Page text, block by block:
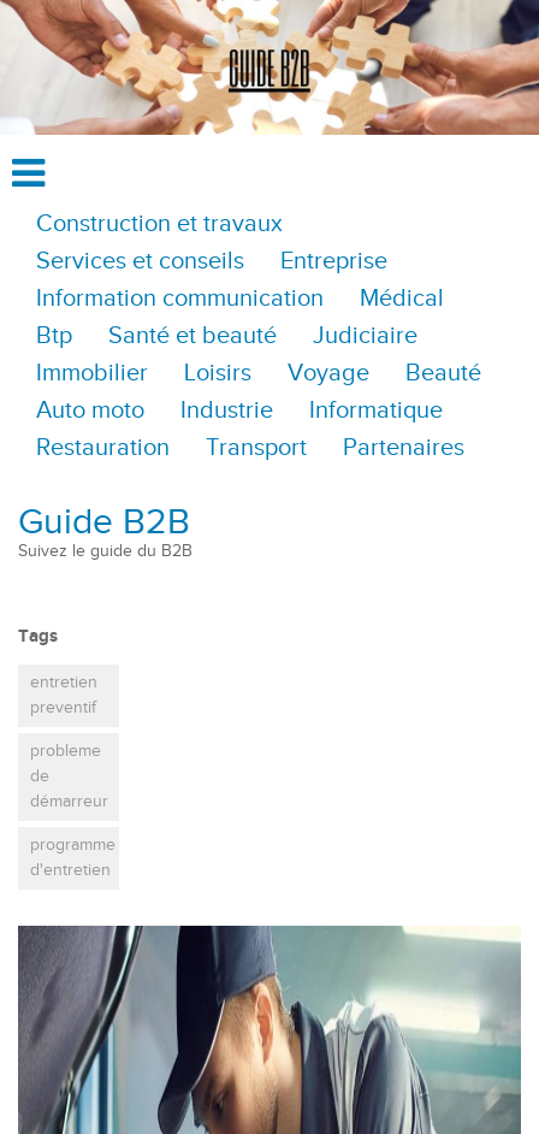
Construction et travaux
Services et conseils
Entreprise
Information communication
Médical
Btp
Santé et beauté
Judiciaire
Immobilier
Loisirs Voyage
Beauté
Auto moto
Industrie
Informatique
Restauration
Transport Partenaires
Guide B2B
Suivez le guide du B2B
Tags
entretien
preventif
probleme
de
démarreur
programme
d'entretien